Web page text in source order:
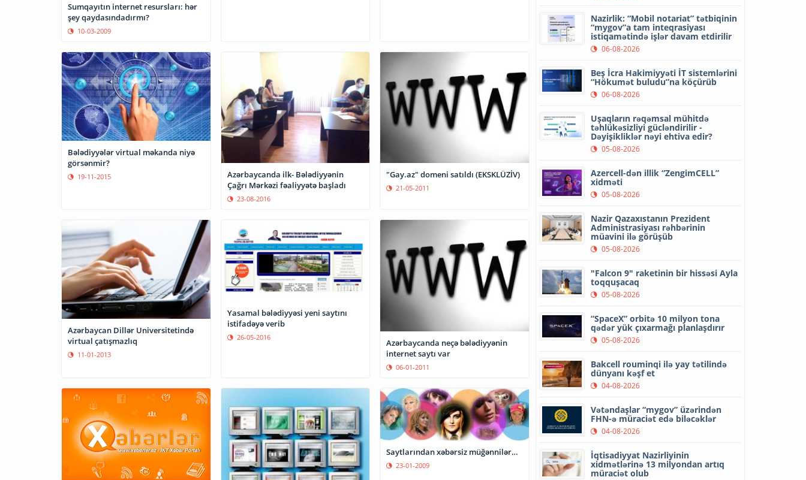
Sumqayıtın internet resursları: hər
şey qaydasındadırmı?
10-03-2009
Bələdiyyələr virtual məkanda niyə
görsənmir?
19-11-2015
Azərbaycanda ilk- Bələdiyyənin
Çağrı Mərkəzi fəaliyyətə başladı
23-08-2016
"Gay.az" domeni satıldı (EKSKLÜZİV)
21-05-2011
Azərbaycan Dillər Universitetində
virtual çatışmazlıq
11-01-2013
Yasamal bələdiyyəsi yeni saytını
istifadəyə verib
26-05-2016
Azərbaycanda neçə bələdiyyənin
internet saytı var
06-01-2011
Saytlarından xəbərsiz müğənnilər…
23-01-2009
Nazirlik: “Mobil notariat” tətbiqinin
“mygov”a tam inteqrasiyası
istiqamətində işlər davam etdirilir
06-08-2026
Beş İcra Hakimiyyəti İT sistemlərini
“Hökumət buludu”na köçürüb
06-08-2026
Uşaqların rəqəmsal mühitdə
təhlükəsizliyi gücləndirilir -
Dəyişikliklər nəyi ehtiva edir?
05-08-2026
Azercell-dən illik “ZengimCELL”
xidməti
05-08-2026
Nazir Qazaxıstanın Prezident
Administrasiyası rəhbərinin
müavini ilə görüşüb
05-08-2026
"Falcon 9" raketinin bir hissəsi Ayla
toqquşacaq
05-08-2026
“SpaceX” orbitə 10 milyon tona
qədər yük çıxarmağı planlaşdırır
05-08-2026
Bakcell rouminqi ilə yay tətilində
dünyanı kəşf et
04-08-2026
Vətəndaşlar “mygov” üzərindən
FHN-ə müraciət edə biləcəklər
04-08-2026
İqtisadiyyat Nazirliyinin
xidmətlərinə 13 milyondan artıq
müraciət olub